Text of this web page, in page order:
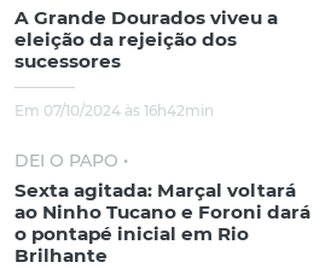
A Grande Dourados viveu a
eleição da rejeição dos
sucessores
Em 07/10/2024 às 16h42min
DEI O PAPO •
Sexta agitada: Marçal voltará
ao Ninho Tucano e Foroni dará
o pontapé inicial em Rio
Brilhante